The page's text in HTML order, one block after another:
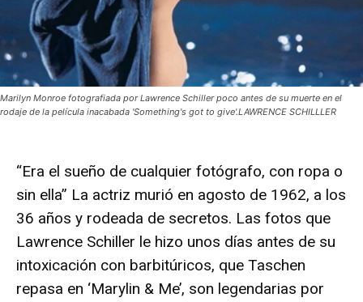
Marilyn Monroe fotografiada por Lawrence Schiller poco antes de su muerte en el
rodaje de la película inacabada 'Something's got to give'.LAWRENCE SCHILLLER
“Era el sueño de cualquier fotógrafo, con ropa o
sin ella” La actriz murió en agosto de 1962, a los
36 años y rodeada de secretos. Las fotos que
Lawrence Schiller le hizo unos días antes de su
intoxicación con barbitúricos, que Taschen
repasa en ‘Marylin & Me’, son legendarias por